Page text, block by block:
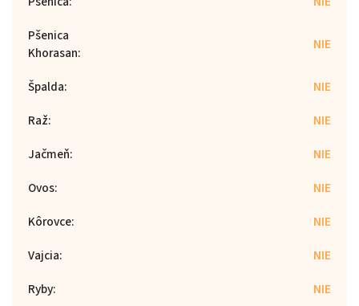
Pšenica
Khorasan: NIE
Špalda:
NIE
Raž:
NIE
Jačmeň:
NIE
Ovos:
NIE
Kôrovce:
NIE
Vajcia:
NIE
Ryby:
NIE